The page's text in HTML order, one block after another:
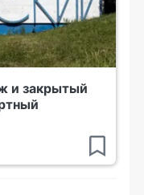
и закрытый